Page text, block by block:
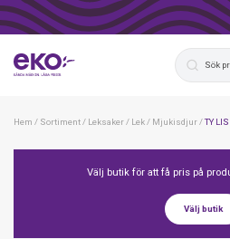
Hem / Sortiment/ Leksaker/ Lek/ Mjukisdjur/TY
Välj butik för att få pris på
Välj butik